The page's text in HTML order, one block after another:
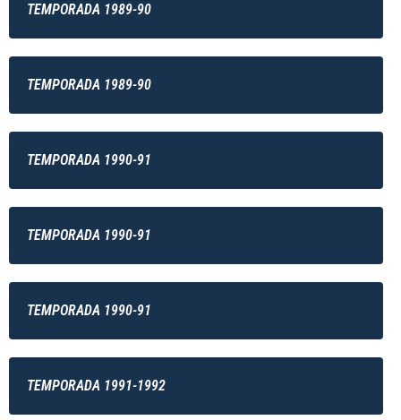
TEMPORADA 1989-90
TEMPORADA 1989-90
TEMPORADA 1990-91
TEMPORADA 1990-91
TEMPORADA 1990-91
TEMPORADA 1991-1992